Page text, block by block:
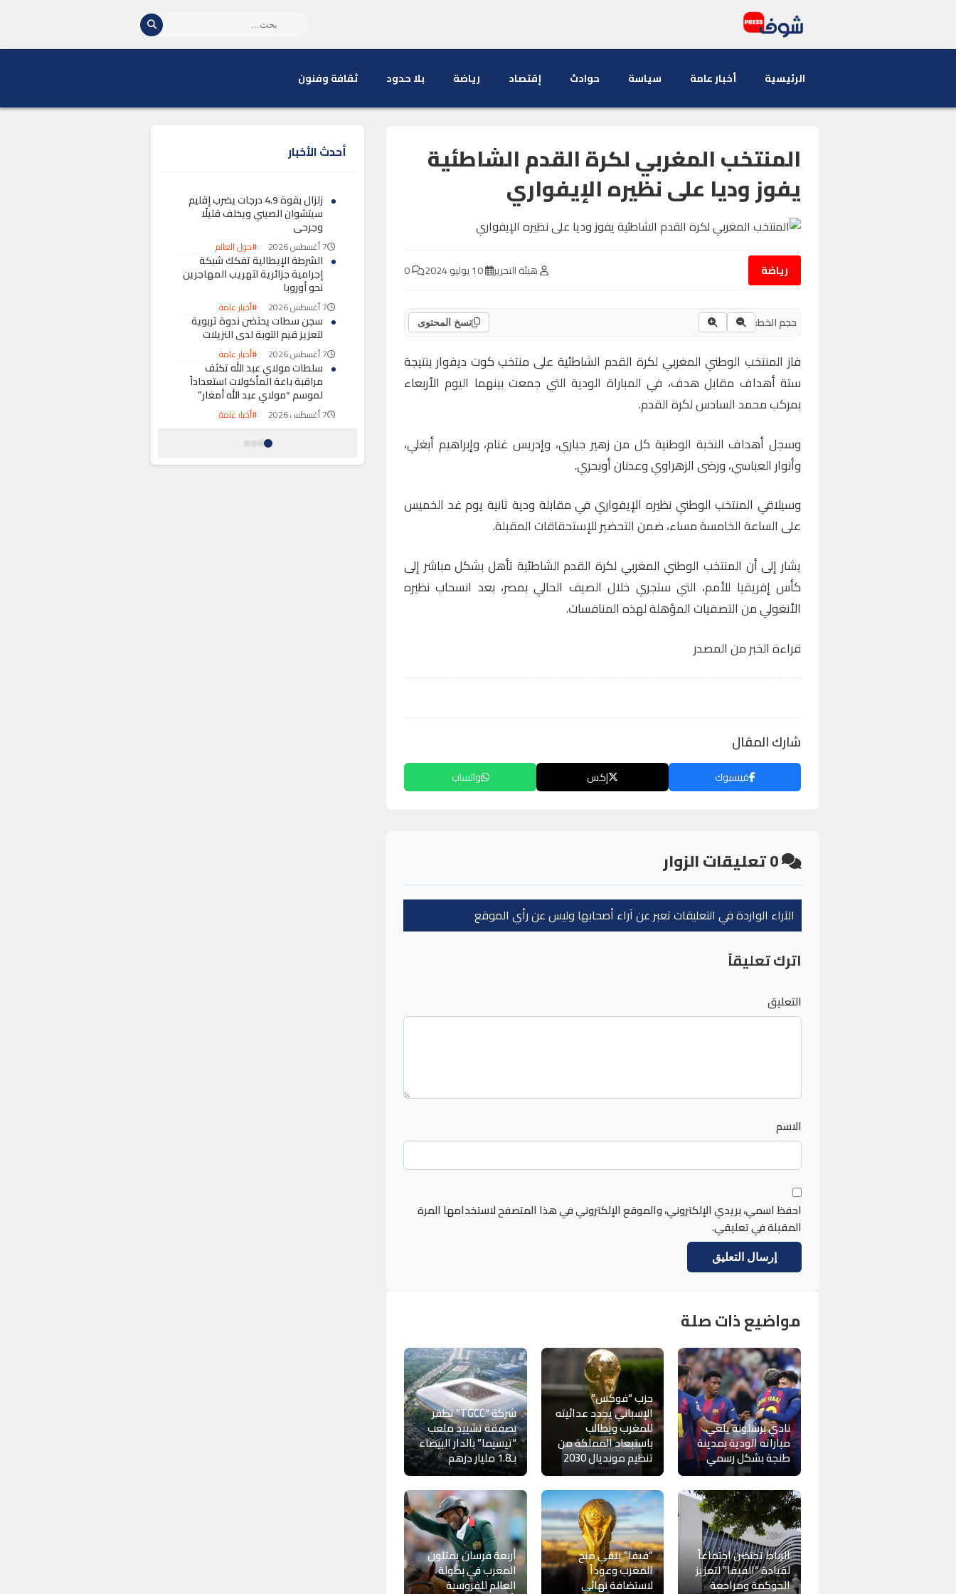
الرئيسية أخبار عامة سياسة حوادث إقتصاد رياضة بلا حدود ثقافة وفنون
المنتخب المغربي لكرة القدم الشاطئية
يفوز وديا على نظيره الإيفواري
رياضة هيئة التحرير
حجم الخط: نسخ المحتوى
فاز المنتخب الوطني المغربي لكرة القدم الشاطئية على منتخب كوت ديفوار بنتيجة
ستة أهداف مقابل هدف، في المباراة الودية التي جمعت بينهما اليوم الأربعاء
بمركب محمد السادس لكرة القدم.
وسجل أهداف النخبة الوطنية كل من زهير جباري، وإدريس غنام، وإبراهيم أبغلي،
وأنوار العباسي، ورضى الزهراوي وعدنان أوبحري.
وسيلاقي المنتخب الوطني نظيره الإيفواري في مقابلة ودية ثانية يوم غد الخميس
على الساعة الخامسة مساء، ضمن التحضير للإستحقاقات المقبلة.
يشار إلى أن المنتخب الوطني المغربي لكرة القدم الشاطئية تأهل بشكل مباشر إلى
كأس إفريقيا للأمم، التي ستجري خلال الصيف الحالي بمصر، بعد انسحاب نظيره
الأنغولي من التصفيات المؤهلة لهذه المنافسات.
قراءة الخبر من المصدر
شارك المقال
فيسبوك إكس واتساب
0تعليقات الزوار
الآراء الواردة في التعليقات تعبر عن آراء أصحابها وليس عن رأي الموقع
اترك تعليقاً
التعليق
الاسم
احفظ اسمي، بريدي الإلكتروني، والموقع الإلكتروني في هذا المتصفح لاستخدامها المرة
المقبلة في تعليقي.
مواضيع ذات صلة
نادي برشلونة يلغي
مباراته الودية بمدينة
طنجة بشكل رسمي
حزب “فوكس”
الإسباني يجدد عدائيته
للمغرب ويطالب
باستبعاد المملكة من
تنظيم مونديال 2030
شركة “TGCC” تظفر
بصفقة تشييد ملعب
“تيسيما” بالدار البيضاء
بـ1.8 مليار درهم
الرباط تحتضن اجتماعاً
لقيادة “الفيفا” لتعزيز
الحوكمة ومراجعة
“فيفا” ينفي منح
المغرب وعوداً
لاستضافة نهائي
أربعة فرسان يمثلون
المغرب في بطولة
العالم للفروسية
أحدث الأخبار
زلزال بقوة 4.9 درجات يضرب إقليم
سيتشوان الصيني ويخلف قتيلًا
وجرحى
7 أغسطس 2026 #حول العالم
الشرطة الإيطالية تفكك شبكة
إجرامية جزائرية لتهريب المهاجرين
نحو أوروبا
7 أغسطس 2026 #أخبار عامة
سجن سطات يحتضن ندوة تربوية
لتعزيز قيم التوبة لدى النزيلات
7 أغسطس 2026 #أخبار عامة
سلطات مولاي عبد الله تكثف
مراقبة باعة المأكولات استعداداً
لموسم “مولاي عبد الله أمغار”
7 أغسطس 2026 #أخبار عامة
يثير استياء المرتفقين وغياب